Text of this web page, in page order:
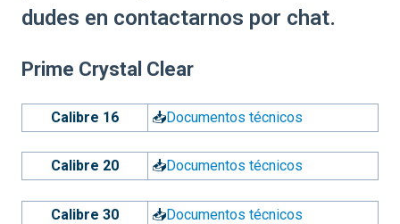
dudes en contactarnos por chat.
Prime Crystal Clear
Calibre 16 📥Documentos técnicos
Calibre 20 📥Documentos técnicos
Calibre 30 📥Documentos técnicos